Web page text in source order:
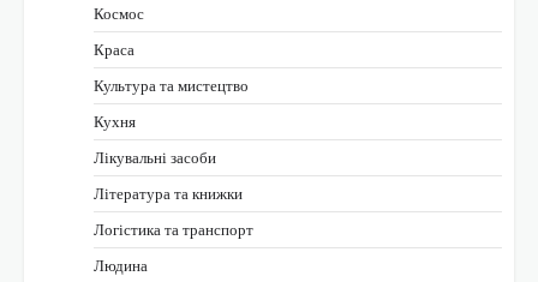
Космос
Краса
Культура та мистецтво
Кухня
Лікувальні засоби
Література та книжки
Логістика та транспорт
Людина